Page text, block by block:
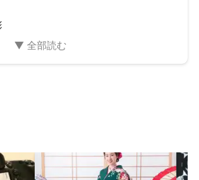
ずお願いしたいと思っています。
らよろしくお願いいたします。